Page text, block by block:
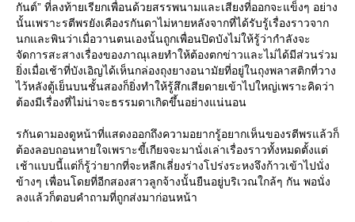
กันต์” ที่ลงท้ายเรียกเพื่อนด้วยสรรพนามและเสียงที่ออกจะแข็งๆ อย่าง
นั้นเพราะรตีพรยังเคืองรกันดาไม่หายหลังจากที่ได้รับรู้เรื่องราวจาก
นกและพินว่าเมื่อวานตนเองนั้นถูกเพื่อนปิดบังไม่ให้รู้ว่ากำลังจะ
จัดการสะสางเรื่องของภาณุเลยทำให้ต้องตกข่าวและไม่ได้มีส่วนร่วม
ยิ่งเมื่อเช้าที่บังเอิญได้เห็นกล่องถุงยางอนามัยที่อยู่ในถุงพลาสติกที่วาง
ไว้หลังตู้เย็นบนชั้นสองก็ยิ่งทำให้รู้สึกเสียดายเข้าไปใหญ่เพราะคิดว่า
ต้องมีเรื่องที่ไม่น่าจะธรรมดาเกิดขึ้นอย่างแน่นอน
รกันดามองดูหน้าที่แสดงออกถึงความอยากรู้อยากเห็นของรตีพรแล้วก็
ต้องลอบถอนหายใจเพราะขี้เกียจจะมานั่งเล่าเรื่องราวทั้งหมดตั้งแต่
เช้าแบบนี้แต่ก็รู้ว่ายากที่จะหลีกเลี่ยงร่างโปร่งระหงจึงก้าวเข้าไปนั่ง
ข้างๆ เพื่อนโดยที่อีกสองสาวลูกจ้างนั้นยืนอยู่บริเวณใกล้ๆ กัน พอนั่ง
ลงแล้วก็ตอบคำถามที่ถูกส่งมาก่อนหน้า